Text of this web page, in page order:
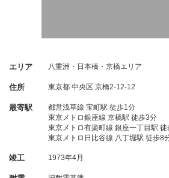
エリア 八重洲・日本橋・京橋エリア
住所 東京都 中央区 京橋2-12-12
最寄駅
都営浅草線 宝町駅 徒歩1分
東京メトロ銀座線 京橋駅 徒歩3分
東京メトロ有楽町線 銀座一丁目駅 徒
東京メトロ日比谷線 八丁堀駅 徒歩8
竣工 1973年4月